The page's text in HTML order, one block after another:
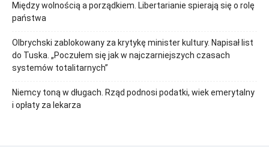
Między wolnością a porządkiem. Libertarianie spierają się o rolę
państwa
Olbrychski zablokowany za krytykę minister kultury. Napisał list
do Tuska. „Poczułem się jak w najczarniejszych czasach
systemów totalitarnych”
Niemcy toną w długach. Rząd podnosi podatki, wiek emerytalny
i opłaty za lekarza